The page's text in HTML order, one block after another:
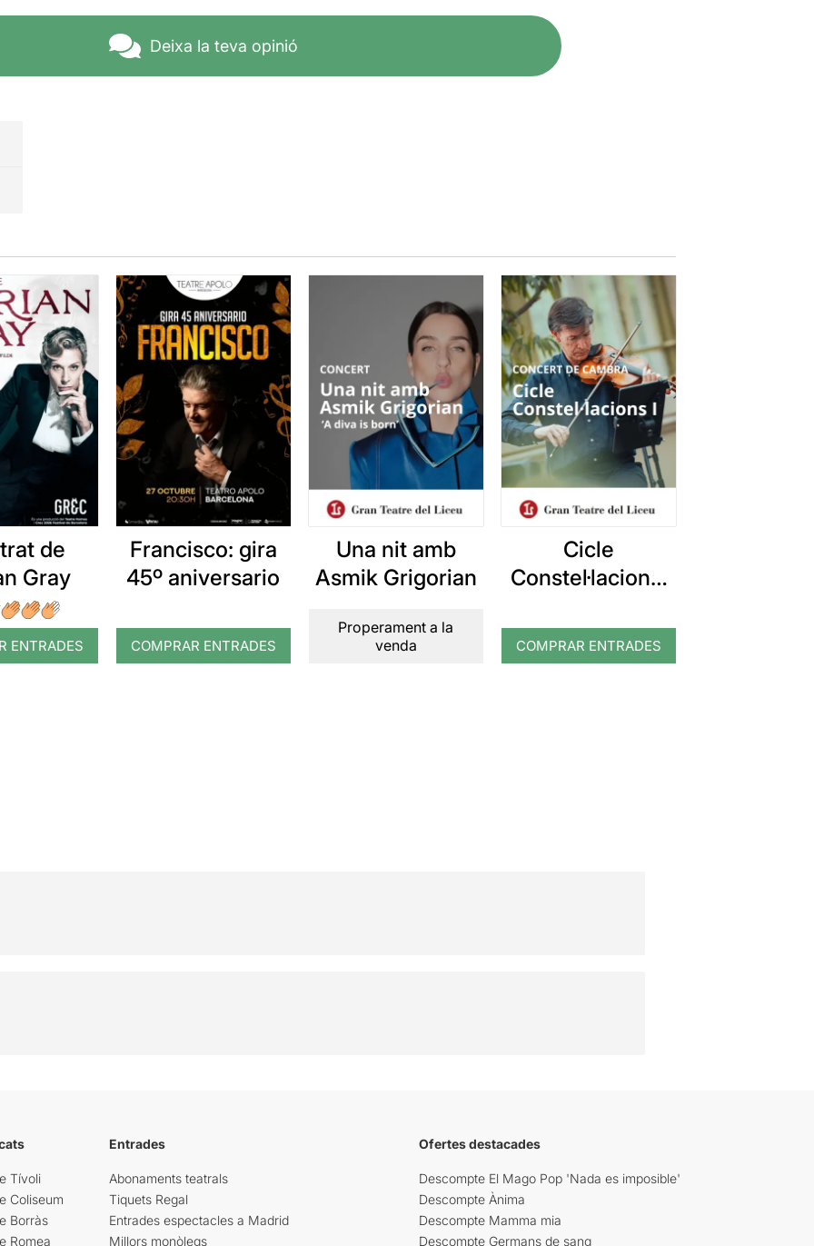
Deixa la teva opinió
de
Gray
ENTRADES
Francisco: gira
45º aniversario
COMPRAR ENTRADES
Una nit amb
Asmik Grigorian
Properament a la
venda
Cicle
Constel·lacions:
cambra I
COMPRAR ENTRADES
Tívoli
Coliseum
Borràs
Romea
Entrades
Abonaments teatrals
Tiquets Regal
Entrades espectacles a Madrid
Millors monòlegs
Ofertes destacades
Descompte El Mago Pop 'Nada es imposible'
Descompte Ànima
Descompte Mamma mia
Descompte Germans de sang